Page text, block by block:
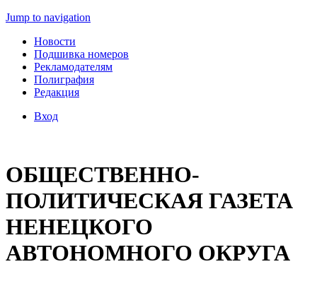
Jump to navigation
Новости
Подшивка номеров
Рекламодателям
Полиграфия
Редакция
Вход
ОБЩЕСТВЕННО-
ПОЛИТИЧЕСКАЯ ГАЗЕТА
НЕНЕЦКОГО
АВТОНОМНОГО ОКРУГА